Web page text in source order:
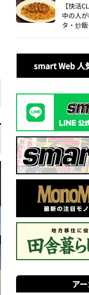
【快活
中の人
タ・炒
smart Web 人
ア